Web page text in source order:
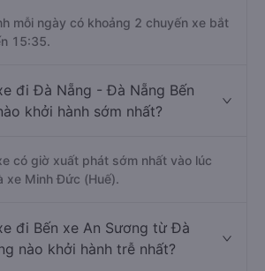
mỗi ngày có khoảng 2 chuyến xe bắt
15:35.
đi Đà Nẵng - Đà Nẵng Bến
khởi hành sớm nhất?
có giờ xuất phát sớm nhất vào lúc
xe Minh Đức (Huế).
đi Bến xe An Sương từ Đà
nào khởi hành trễ nhất?